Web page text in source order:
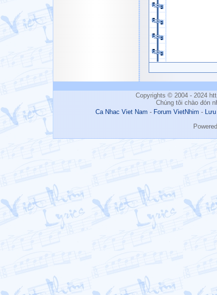
Copyrights © 2004 - 2024
Chúng tôi chào đón
Ca Nhac Viet Nam-Forum VietNhim-